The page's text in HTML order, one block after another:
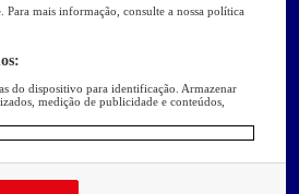
Para mais informação, consulte a nossa política
do dispositivo para identificação. Armazenar
medição de publicidade e conteúdos,